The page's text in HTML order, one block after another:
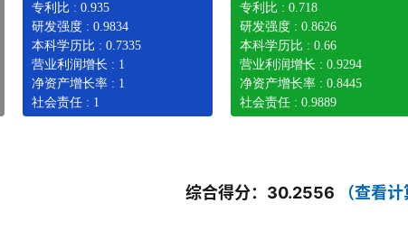
专利比 : 0.935
研发强度 : 0.9834
本科学历比 : 0.7335
营业利润增长 : 1
净资产增长率 : 1
社会责任 : 1
专利比 : 0.718
研发强度 : 0.8626
本科学历比 : 0.66
营业利润增长 : 0.9294
净资产增长率 : 0.8445
社会责任 : 0.9889
综合得分：30.2556 （查看计